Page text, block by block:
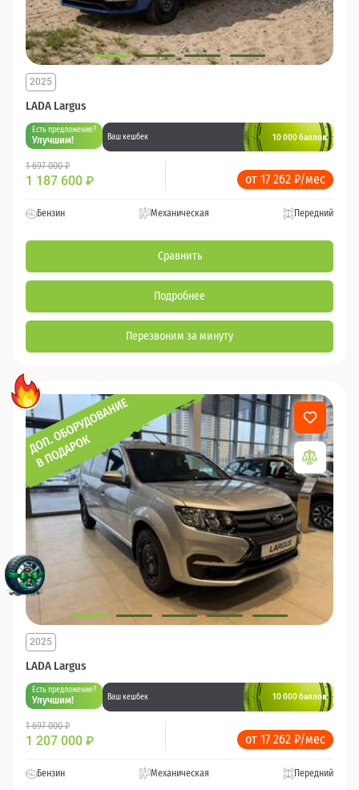
LADA Largus
2025
Есть предложение?
Улучшим! Ваш кешбек 10 000 баллов
1 697 000 ₽
1 187 600 ₽ от 17 262 ₽/мес
Бензин Механическая Передний
Сравнить
Подробнее
Перезвоним за минуту
LADA Largus
2025
Есть предложение?
Улучшим! Ваш кешбек 10 000 баллов
1 697 000 ₽
1 207 000 ₽ от 17 262 ₽/мес
Бензин Механическая Передний